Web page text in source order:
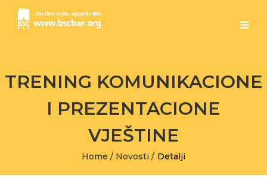
TRENING KOMUNIKACIONE
I PREZENTACIONE
VJEŠTINE
Home / Novosti / Detalji